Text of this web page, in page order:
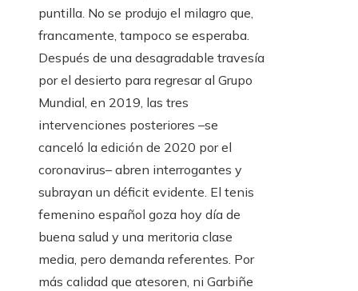
puntilla. No se produjo el milagro que,
francamente, tampoco se esperaba.
Después de una desagradable travesía
por el desierto para regresar al Grupo
Mundial, en 2019, las tres
intervenciones posteriores –se
canceló la edición de 2020 por el
coronavirus– abren interrogantes y
subrayan un déficit evidente. El tenis
femenino español goza hoy día de
buena salud y una meritoria clase
media, pero demanda referentes. Por
más calidad que atesoren, ni Garbiñe